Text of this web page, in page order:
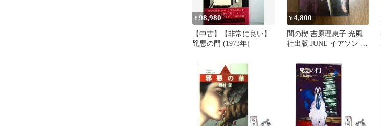
¥98,980
【中古】【非常に良い】
兇悪の門 (1973年)
¥4,800
間の楔 吉原理恵子 光風
社出版 JUNE イアソン リ